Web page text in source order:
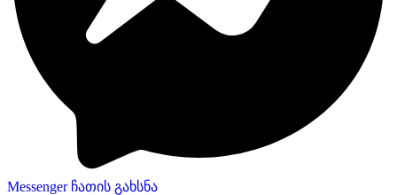
Messenger ჩათის გახსნა